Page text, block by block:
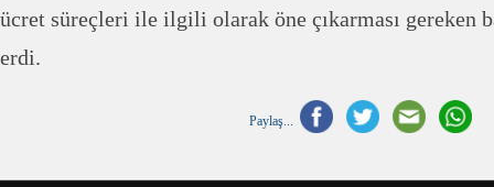
ücret süreçleri ile ilgili olarak öne çıkarması gereken
erdi.
Paylaş...